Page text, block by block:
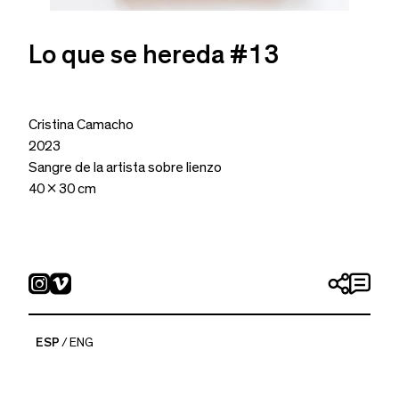
Lo que se hereda #13
Cristina Camacho
2023
Sangre de la artista sobre lienzo
40 x 30 cm
ESP ENG